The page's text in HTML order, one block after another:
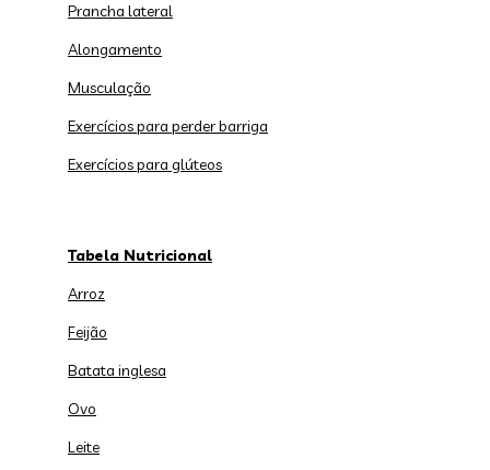
Prancha lateral
Alongamento
Musculação
Exercícios para perder barriga
Exercícios para glúteos
Tabela Nutricional
Arroz
Feijão
Batata inglesa
Ovo
Leite